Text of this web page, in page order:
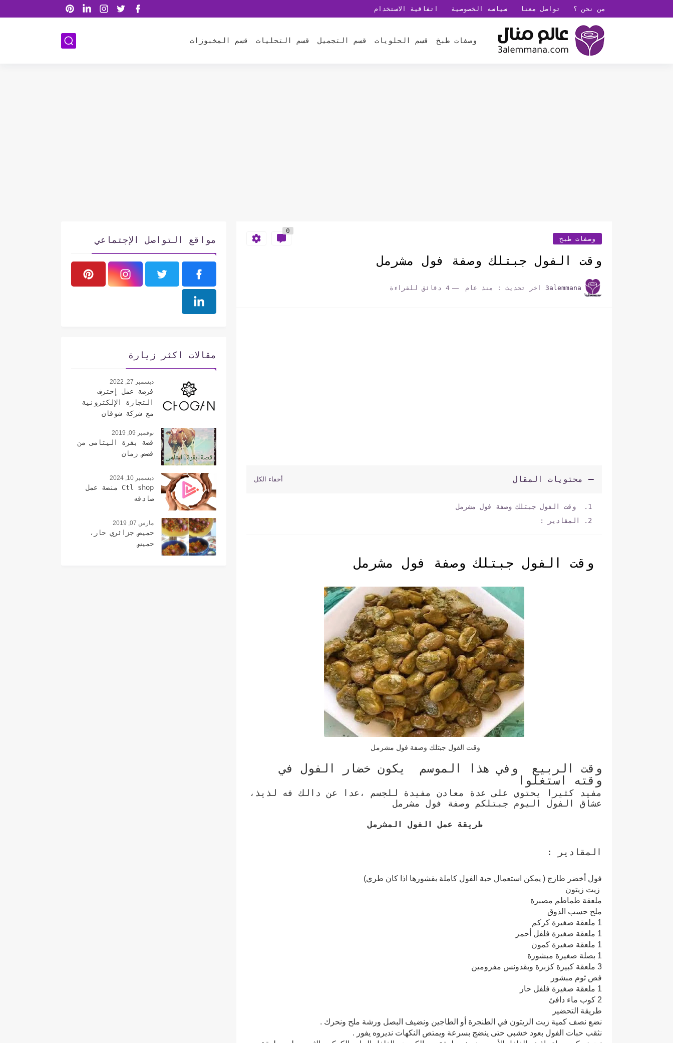
من نحن ؟ تواصل معنا سياسه الخصوصية اتفاقية الاستخدام
وصفات طبخ قسم الحلويات قسم التجميل قسم التحليات قسم المخبوزات
وصفات طبخ
0
وقت الفول جبتلك وصفة فول مشرمل
3alemmana اخر تحديث : منذ عام 4 دقائق للقراءة
محتويات المقال
وقت الفول جبتلك وصفة فول مشرمل
المقادير :
وقت الفول جبتلك وصفة فول مشرمل
وقت الفول جبتلك وصفة فول مشرمل
وقت الربيع وفي هذا الموسم يكون خضار الفول في
وقته استغلوا
مفيد كثيرا يحتوي على عدة معادن مفيدة للجسم ،عدا عن دالك فه لذيذ،
عشاق الفول اليوم جبتلكم وصفة فول مشرمل
طريقة عمل الفول المشرمل
المقادير :
فول أخضر طازج ( يمكن استعمال حبة الفول كاملة بقشورها اذا كان طري)
زيت زيتون
ملعقة طماطم مصبرة
ملح حسب الذوق
1 ملعقة صغيرة كركم
1 ملعقة صغيرة فلفل أحمر
1 ملعقة صغيرة كمون
1 بصلة صغيرة مبشورة
3 ملعقة كبيرة كزبرة وبقدونس مفرومين
فص ثوم مبشور
1 ملعقة صغيرة فلفل حار
2 كوب ماء دافئ
طريقة التحضير
نضع نصف كمية زيت الزيتون في الطنجرة أو الطاجين ونضيف البصل ورشة ملح ونحرك .
نثقب حبات الفول بعود خشبي حتى ينضج بسرعة ويمتص النكهات نديروه يفور .
مواقع التواصل الإجتماعي
مقالات اكثر زيارة
ديسمبر 27, 2022
فرصة عمل إحترف
التجارة الإلكترونية
مع شركة شوقان
نوفمبر 09, 2019
قصة بقرة اليتامى من
قصص زمان
ديسمبر 10, 2024
Ctl shop منصة عمل
صادقه
مارس 07, 2019
حميص جزائري حار،
حميس